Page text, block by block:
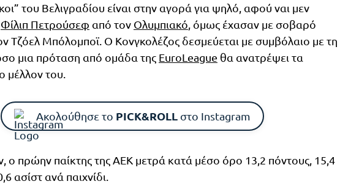
του Βελιγραδίου είναι στην αγορά για ψηλό, αφού ναι μεν
Φίλιπ Πετρούσεφ από τον Ολυμπιακό, όμως έχασαν με σοβαρό
Τζόελ Μπόλομποϊ. O Κονγκολέζος δεσμεύεται με συμβόλαιο με τη
μια πρόταση από ομάδα της EuroLeague θα ανατρέψει τα
μέλλον του.
Ακολούθησε το PICK&ROLL στο Instagram
ο πρώην παίκτης της ΑΕΚ μετρά κατά μέσο όρο 13,2 πόντους, 15,4
ασίστ ανά παιχνίδι.